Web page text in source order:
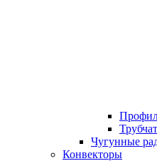
Чугунные
Конвекторы